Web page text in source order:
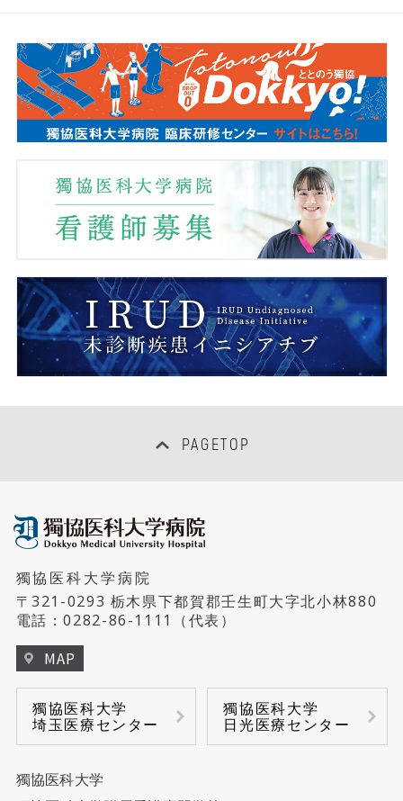
薬剤部
看護部
事務部
医療安全推進センター
感染制御センター
臨床研究管理センター
臨床研修センター
女性医師支援センター
病床管理センター
病児保育室「にじいろキッズ」
PAGETOP
獨協医科大学病院
〒321-0293 栃木県下都賀郡壬生町大字北小林880
電話：0282-86-1111 （代表）
MAP
獨協医科大学
埼玉医療センター
獨協医科大学
日光医療センター
獨協医科大学